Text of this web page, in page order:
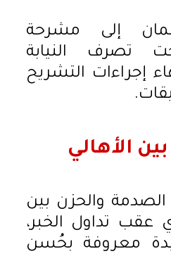
إلى مشرحة
تصرف النيابة
إجراءات التشريح
الأهالي
والحزن بين
عقب تداول الخبر،
معروفة بحُسن